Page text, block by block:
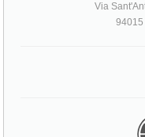
Via
94015